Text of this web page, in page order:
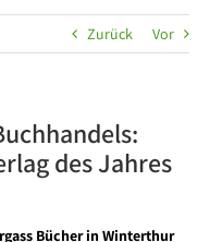
Zurück Vor
des Jahres
Bücher in Winterthur